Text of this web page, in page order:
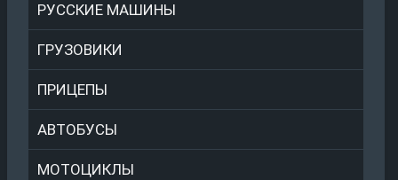
РУССКИЕ МАШИНЫ
ГРУЗОВИКИ
ПРИЦЕПЫ
АВТОБУСЫ
МОТОЦИКЛЫ